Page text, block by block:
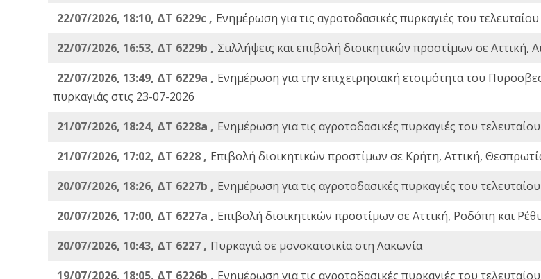
22/07/2026, 18:10, ΔΤ 6229c , Ενημέρωση για τις αγροτοδασικές πυρκαγιές του
22/07/2026, 16:53, ΔΤ 6229b , Σuλλήψεις και επιβολή διοικητικών προστίμων σε Αττική,
22/07/2026, 13:49, ΔΤ 6229a , Ενημέρωση για την επιχειρησιακή ετοιμότητα του
πυρκαγιάς στις 23-07-2026
21/07/2026, 18:24, ΔΤ 6228a , Ενημέρωση για τις αγροτοδασικές πυρκαγιές του
21/07/2026, 17:02, ΔΤ 6228 , Επιβολή διοικητικών προστίμων σε Κρήτη, Αττική,
20/07/2026, 18:26, ΔΤ 6227b , Ενημέρωση για τις αγροτοδασικές πυρκαγιές του
20/07/2026, 17:00, ΔΤ 6227a , Επιβολή διοικητικών προστίμων σε Αττική, Ροδόπη και
20/07/2026, 10:43, ΔΤ 6227 , Πυρκαγιά σε μονοκατοικία στη Λακωνία
19/07/2026, 18:05, ΔΤ 6226b , Ενημέρωση για τις αγροτοδασικές πυρκαγιές του